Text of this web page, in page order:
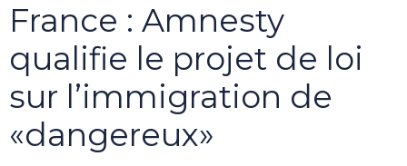
France : Amnesty
qualifie le projet de loi
sur l’immigration de
«dangereux»